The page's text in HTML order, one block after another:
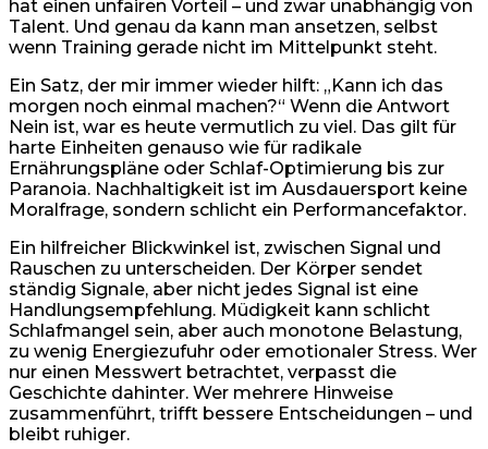
hat einen unfairen Vorteil – und zwar unabhängig von
Talent. Und genau da kann man ansetzen, selbst
wenn Training gerade nicht im Mittelpunkt steht.
Ein Satz, der mir immer wieder hilft: „Kann ich das
morgen noch einmal machen?“ Wenn die Antwort
Nein ist, war es heute vermutlich zu viel. Das gilt für
harte Einheiten genauso wie für radikale
Ernährungspläne oder Schlaf-Optimierung bis zur
Paranoia. Nachhaltigkeit ist im Ausdauersport keine
Moralfrage, sondern schlicht ein Performancefaktor.
Ein hilfreicher Blickwinkel ist, zwischen Signal und
Rauschen zu unterscheiden. Der Körper sendet
ständig Signale, aber nicht jedes Signal ist eine
Handlungsempfehlung. Müdigkeit kann schlicht
Schlafmangel sein, aber auch monotone Belastung,
zu wenig Energiezufuhr oder emotionaler Stress. Wer
nur einen Messwert betrachtet, verpasst die
Geschichte dahinter. Wer mehrere Hinweise
zusammenführt, trifft bessere Entscheidungen – und
bleibt ruhiger.